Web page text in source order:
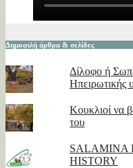
Δημοφιλή άρθρα & σελίδες
Δίλοφο ή
Ηπειρωτικής
Κουκλιοί να
του
SALAMINA
HISTORY